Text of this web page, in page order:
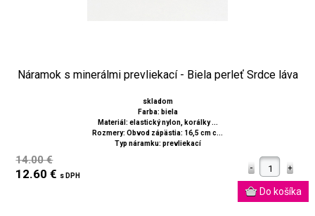
Náramok s minerálmi prevliekací - Biela perleť Srdce láva
skladom
Farba: biela
Materiál: elastický nylon, korálky ...
Rozmery: Obvod zápästia: 16,5 cm c...
Typ náramku: prevliekací
14.00 €
12.60 € s DPH